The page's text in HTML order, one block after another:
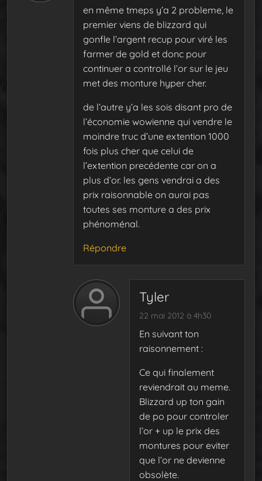
en même tmeps y’a 2 probleme, le
premier viens de blizzard qui
gonfle l’argent recup pour viré les
farmer de gold et donc pour
continuer a controllé l’or sur le jeu
met des monture hyper cher.
de l’autre y’a les sois disant pro de
l’économie wowienne qui vendre le
moindre truc d’une extention 1000
fois plus cher que celui de
l’extention precédente car on a
plus d’or. les gens vendrai a des
prix raisonnable on aurai pas
toutes ses monture a des prix
phénoménal.
Répondre
Tyler
22 mai 2012 à 4h30
En suivant ton
raisonnement :
Ce qui finalement
reviendrait au meme.
Blizzard up ton gain
de po pour controler
l’or + up le prix des
montures pour eviter
que l’or ne devienne
obsolète.